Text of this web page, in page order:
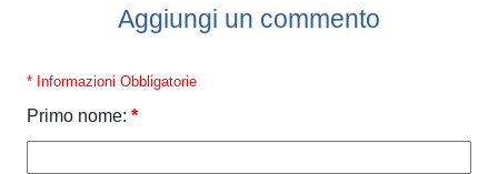
Aggiungi un commento
* Informazioni Obbligatorie
Primo nome: *